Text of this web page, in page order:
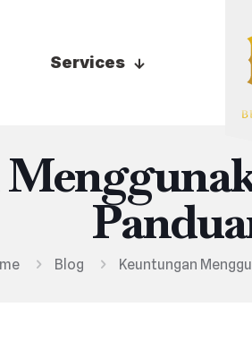
Services
Blog Keuntungan